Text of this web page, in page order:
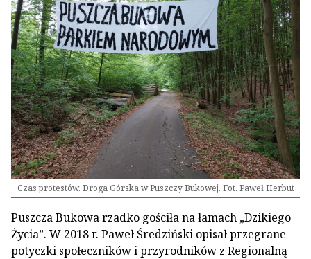
Czas protestów. Droga Górska w Puszczy Bukowej. Fot. Paweł Herbut
Puszcza Bukowa rzadko gościła na łamach „Dzikiego
Życia”. W 2018 r. Paweł Średziński opisał przegrane
potyczki społeczników i przyrodników z Regionalną